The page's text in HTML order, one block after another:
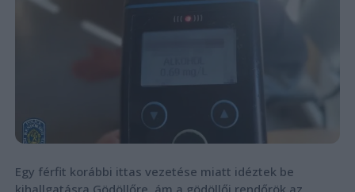
Egy férfit korábbi ittas vezetése miatt idéztek be
kihallgatásra Gödöllőre, ám a gödöllői rendőrök az